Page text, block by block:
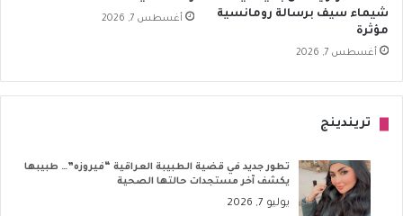
شيماء سيف برسالة رومانسية
مؤثرة
أغسطس 7, 2026
أغسطس 7, 2026
تريندينج
تطور جديد في قضية الطبيبة العراقية “فيروزه”… طبيبها
يكشف آخر مستجدات حالتها الصحية
يوليو 7, 2026